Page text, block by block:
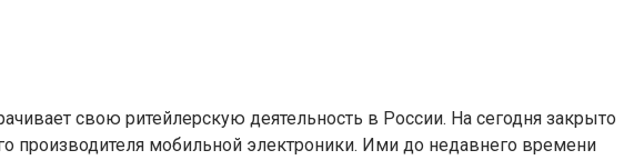
свою ритейлерскую деятельность в России. На сегодня закрыто
производителя мобильной электроники. Ими до недавнего времени